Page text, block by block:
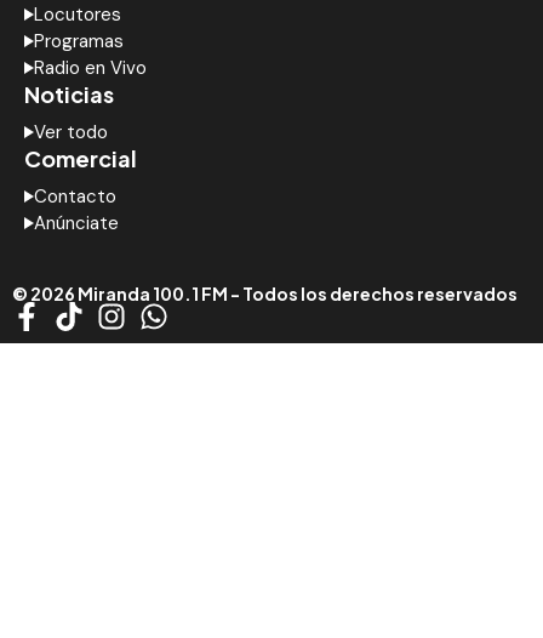
Locutores
Programas
Radio en Vivo
Noticias
Ver todo
Comercial
Contacto
Anúnciate
© 2026 Miranda 100.1 FM - Todos los derechos reservados